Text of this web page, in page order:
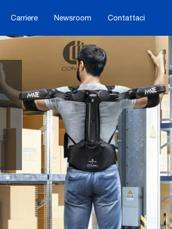
Carriere Newsroom Contattaci